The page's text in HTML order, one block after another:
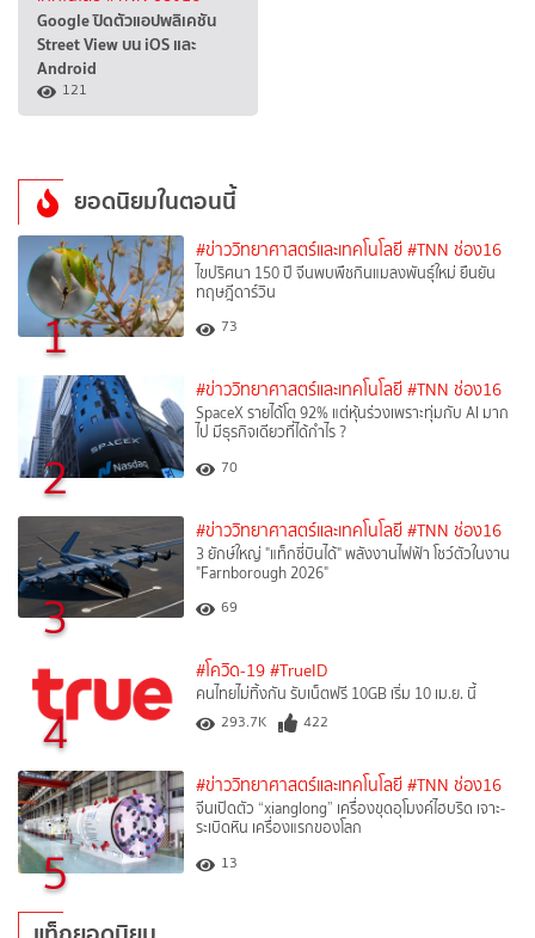
Google ปิดตัวแอปพลิเคชัน
Street View บน iOS และ
Android
121
ยอดนิยมในตอนนี้
1
#ข่าววิทยาศาสตร์และเทคโนโลยี #TNN ช่อง16
ไขปริศนา 150 ปี จีนพบพืชกินแมลงพันธุ์ใหม่ ยืนยัน
ทฤษฎีดาร์วิน
73
2
#ข่าววิทยาศาสตร์และเทคโนโลยี #TNN ช่อง16
SpaceX รายได้โต 92% แต่หุ้นร่วงเพราะทุ่มกับ AI มาก
ไป มีธุรกิจเดียวที่ได้กำไร ?
70
3
#ข่าววิทยาศาสตร์และเทคโนโลยี #TNN ช่อง16
3 ยักษ์ใหญ่ "แท็กซี่บินได้" พลังงานไฟฟ้า โชว์ตัวในงาน
"Farnborough 2026"
69
4
#โควิด-19 #TrueID
คนไทยไม่ทิ้งกัน รับเน็ตฟรี 10GB เริ่ม 10 เม.ย. นี้
293.7K 422
5
#ข่าววิทยาศาสตร์และเทคโนโลยี #TNN ช่อง16
จีนเปิดตัว “xianglong” เครื่องขุดอุโมงค์ไฮบริด เจาะ-
ระเบิดหิน เครื่องแรกของโลก
13